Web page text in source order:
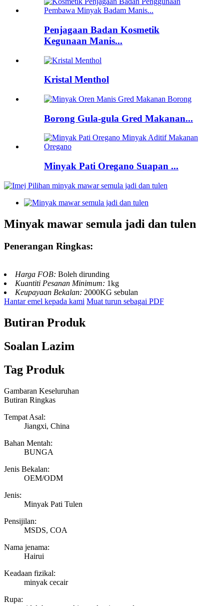
Penjagaan Badan Kosmetik
Kegunaan Manis...
Kristal Menthol
Borong Gula-gula Gred Makanan...
Minyak Pati Oregano Suapan ...
Minyak mawar semula jadi dan tulen
Penerangan Ringkas:
Harga FOB: Boleh dirunding
Kuantiti Pesanan Minimum: 1kg
Keupayaan Bekalan: 2000KG sebulan
Hantar emel kepada kami Muat turun sebagai PDF
Butiran Produk
Soalan Lazim
Tag Produk
Gambaran Keseluruhan
Butiran Ringkas
Tempat Asal:
Jiangxi, China
Bahan Mentah:
BUNGA
Jenis Bekalan:
OEM/ODM
Jenis:
Minyak Pati Tulen
Pensijilan:
MSDS, COA
Nama jenama:
Hairui
Keadaan fizikal:
minyak cecair
Rupa: